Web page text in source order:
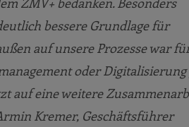
bessere Grundlage für
auf unsere Prozesse war
oder Digitalisierung
auf eine weitere
Kremer, Geschäftsführer